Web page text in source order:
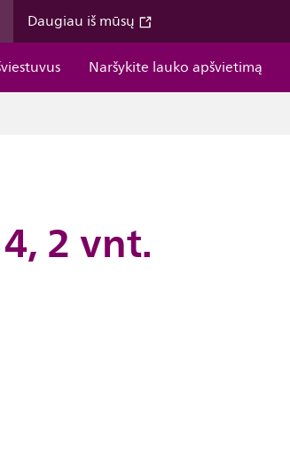
Daugiau iš mūsų
Naršykite lauko apšvietimą
2 vnt.